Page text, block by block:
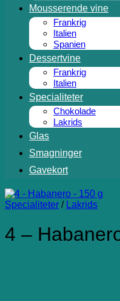
Mousserende vine
Frankrig
Italien
Spanien
Dessertvine
Frankrig
Italien
Specialiteter
Chokolade
Lakrids
Glas
Smagninger
Gavekort
Specialiteter / Lakrids
4 –